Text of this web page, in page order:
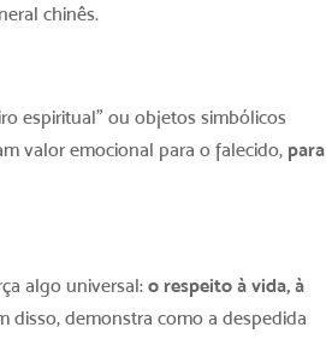
chinês.
espiritual” ou objetos simbólicos
valor emocional para o falecido, para
algo universal: o respeito à vida, à
disso, demonstra como a despedida